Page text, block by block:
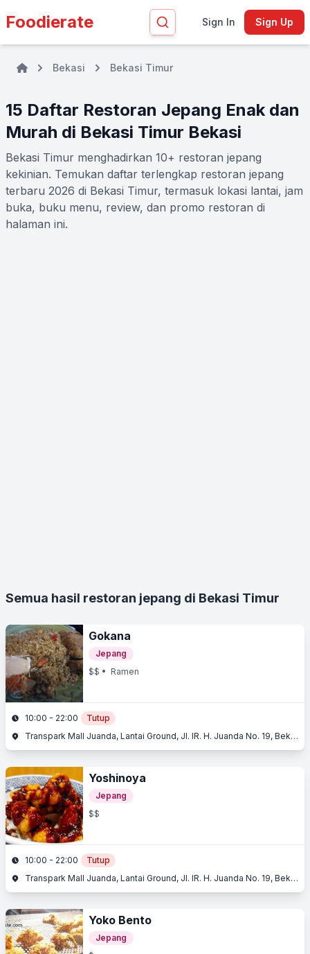
Foodierate Sign In Sign Up
Bekasi Bekasi Timur
15 Daftar Restoran Jepang Enak dan
Murah di Bekasi Timur Bekasi
Bekasi Timur menghadirkan 10+ restoran jepang
kekinian. Temukan daftar terlengkap restoran jepang
terbaru 2026 di Bekasi Timur, termasuk lokasi lantai, jam
buka, buku menu, review, dan promo restoran di
halaman ini.
Semua hasil restoran jepang di Bekasi Timur
Gokana
Jepang
$$ • Ramen
10:00 - 22:00
Tutup
Transpark Mall Juanda, Lantai Ground, Jl. IR. H. Juanda No. 19, Bekasi Timur, Bekasi, Jawa Barat
Yoshinoya
Jepang
$$
10:00 - 22:00
Tutup
Transpark Mall Juanda, Lantai Ground, Jl. IR. H. Juanda No. 19, Bekasi Timur, Bekasi, Jawa Barat
Yoko Bento
Jepang